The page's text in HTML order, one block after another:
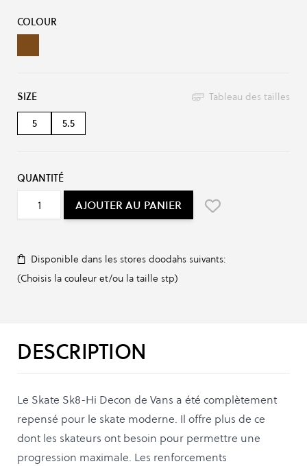
Options du produit :
COLOUR
SIZE
Tableau des tailles
5
5.5
QUANTITÉ
AJOUTER AU PANIER
Disponible dans les stores doodahs suivants:
(Choisis la couleur et/ou la taille stp)
DESCRIPTION
Le Skate Sk8-Hi Decon de Vans a été complètement
repensé pour le skate moderne. Il offre plus de ce
dont les skateurs ont besoin pour permettre une
progression maximale. Les renforcements